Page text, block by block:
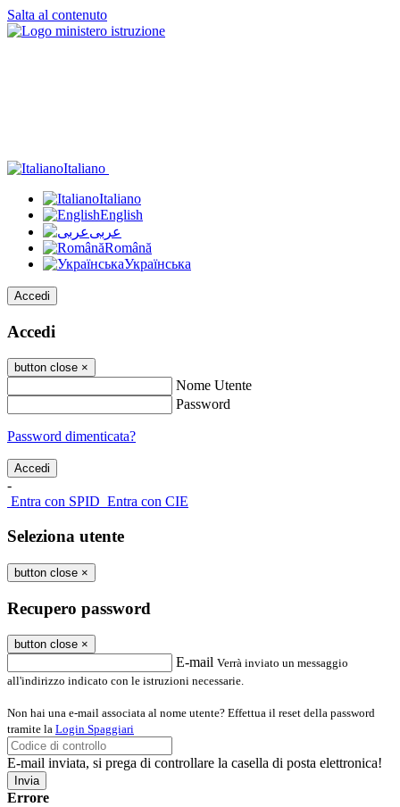
Salta al contenuto
Italiano
Italiano
English
عربى
Română
Українська
Accedi
Accedi
button close ×
Nome Utente
Password
Password dimenticata?
-
Entra con SPID Entra con CIE
Seleziona utente
button close ×
Recupero password
button close ×
E-mail Verrà inviato un messaggio
all'indirizzo indicato con le istruzioni necessarie.
Non hai una e-mail associata al nome utente? Effettua il reset della password
tramite la Login Spaggiari
E-mail inviata, si prega di controllare la casella di posta elettronica!
Errore